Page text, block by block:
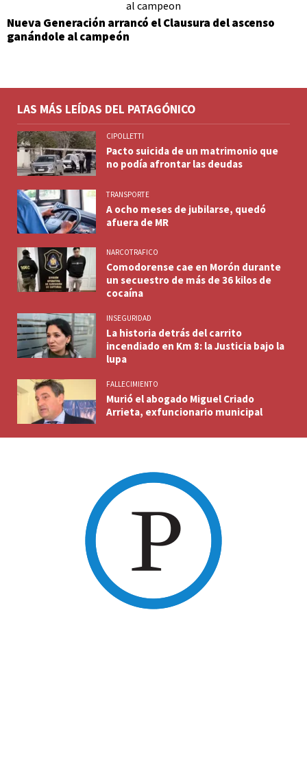
Nueva Generación arrancó el Clausura del ascenso
ganándole al campeón
LAS MÁS LEÍDAS DEL PATAGÓNICO
CIPOLLETTI
Pacto suicida de un matrimonio que
no podía afrontar las deudas
TRANSPORTE
A ocho meses de jubilarse, quedó
afuera de MR
NARCOTRAFICO
Comodorense cae en Morón durante
un secuestro de más de 36 kilos de
cocaína
INSEGURIDAD
La historia detrás del carrito
incendiado en Km 8: la Justicia bajo la
lupa
FALLECIMIENTO
Murió el abogado Miguel Criado
Arrieta, exfuncionario municipal